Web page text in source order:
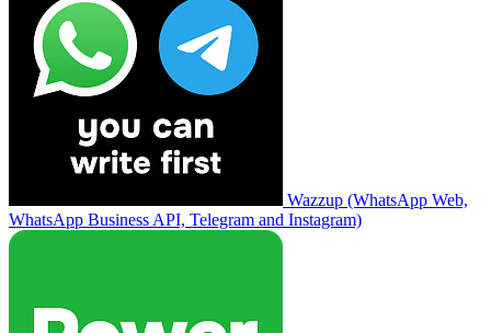
Wazzup (WhatsApp Web,
WhatsApp Business API, Telegram and Instagram)